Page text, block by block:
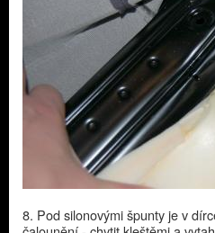
8. Pod silonovými špunty je v